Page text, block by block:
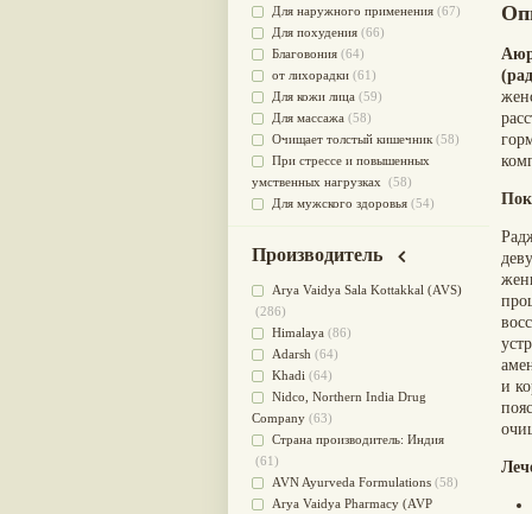
и
Для наружного применения (67)
Для похудения (66)
Благовония (64)
от лихорадки (61)
Для кожи лица (59)
Для массажа (58)
Очищает толстый кишечник (58)
При стрессе и повышенных
умственных нагрузках (58)
Для мужского здоровья (54)
применения
(51)
Для приготовления пищи(49)
от инфекций мочеполовой
системы(49)
Для стабилизации деятельности
ЦНС(47)
для суставов(47)
Лечит опухоли и отеки
Для медитации(44)
выводит токсины
Для здоровья печени(41)
Для тела(39)
Производитель
Arya Vaidya Sala Kottakkal (AVS)
(286)
Himalaya (86)
Adarsh (64)
Khadi (64)
Nidсo, Northern India Drug
Company (63)
Страна производитель: Индия
(61)
AVN Ayurveda Formulations (58)
Arya Vaidya Pharmacy (AVP